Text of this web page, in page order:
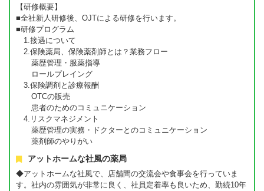
【研修概要】
■全社新人研修後、OJTによる研修を行います。
■研修プログラム
1.接遇について
2.保険薬局、保険薬剤師とは？業務フロー
薬歴管理・服薬指導
ロールプレイング
3.保険調剤と診療報酬
OTCの販売
患者のためのコミュニケーション
4.リスクマネジメント
薬歴管理の実務・ドクターとのコミュニケーション
薬剤師のやりがい
アットホームな社風の薬局
◆アットホームな社風で、店舗間の交流会や食事会を行っていま
す。社内の雰囲気が非常に良く、社員定着率も良いため、勤続10年